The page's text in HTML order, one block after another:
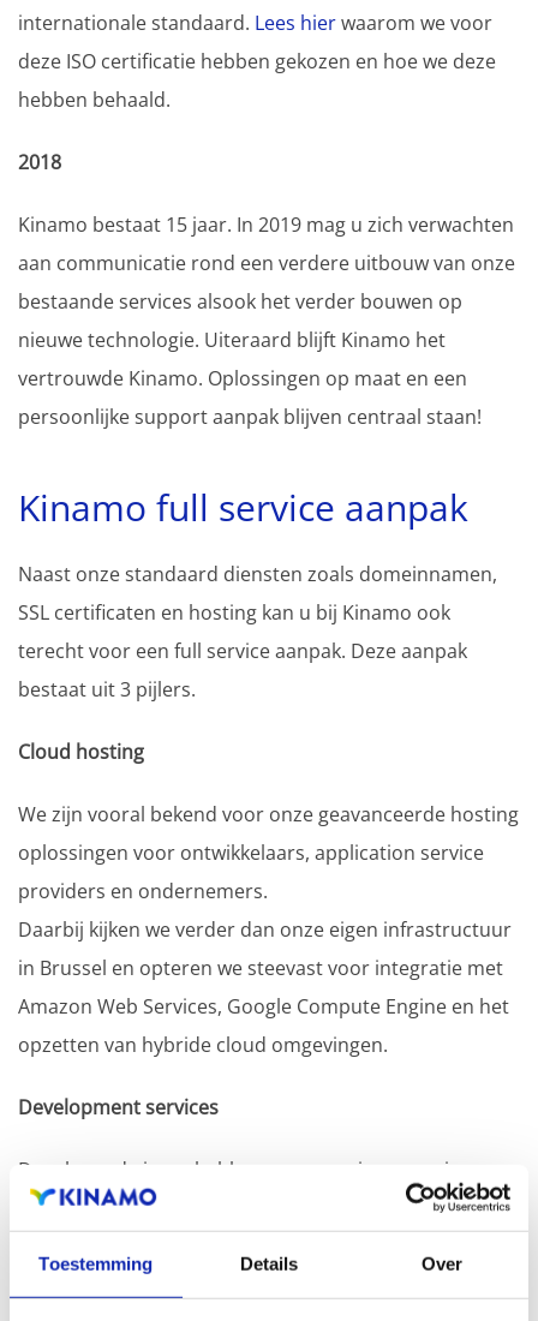
Toestemming Details Over
internationale standaard. Lees hierwaarom we voor
deze ISO certificatie hebben gekozen en hoe we deze
hebben behaald.
2018
Kinamo bestaat 15 jaar. In 2019 mag u zich verwachten
aan communicatie rond een verdere uitbouw van onze
bestaande services alsook het verder bouwen op
nieuwe technologie. Uiteraard blijft Kinamo het
vertrouwde Kinamo. Oplossingen op maat en een
persoonlijke support aanpak blijven centraal staan!
Kinamo full service aanpak
Naast onze standaard diensten zoals domeinnamen,
SSL certificaten en hosting kan u bij Kinamo ook
terecht voor een full service aanpak. Deze aanpak
bestaat uit 3 pijlers.
Cloud hosting
We zijn vooral bekend voor onze geavanceerde hosting
oplossingen voor ontwikkelaars, application service
providers en ondernemers.
Daarbij kijken we verder dan onze eigen infrastructuur
in Brussel en opteren we steevast voor integratie met
Amazon Web Services, Google Compute Engine en het
opzetten van hybride cloud omgevingen.
Development services
Doorheen de jaren hebben we een ruime ervaring
opgebouwd met ontwikkeling gaande van